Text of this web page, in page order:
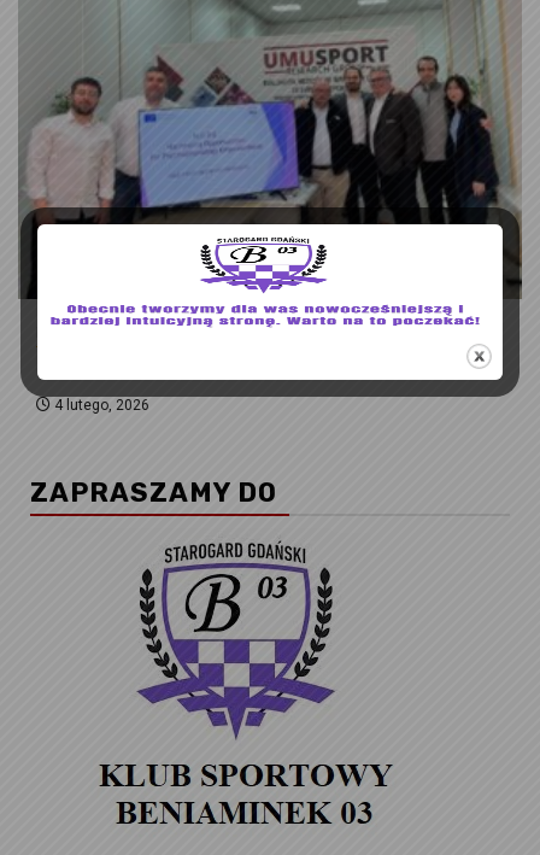
KLUB SPORTOWY BENIAMINEK 03
4 lutego, 2026
ZAPRASZAMY DO